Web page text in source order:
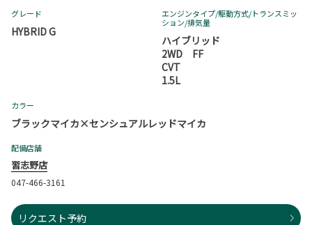
グレード
HYBRID G
エンジンタイプ/駆動方式/トランスミッ
ション/排気量
ハイブリッド
2WD FF
CVT
1.5L
カラー
ブラックマイカ×センシュアルレッドマイカ
配備店舗
習志野店
047-466-3161
リクエスト予約